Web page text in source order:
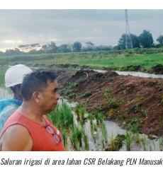
Saluran irigasi di area lahan CSR Belakang PLN Manusak